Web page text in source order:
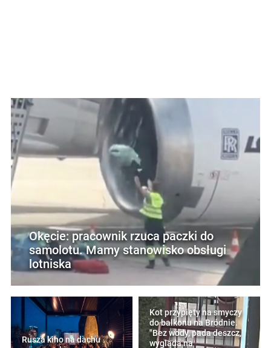
Okęcie: pracownik rzuca paczki do
samolotu. Mamy stanowisko obsługi
lotniska
Rusza kino na dachu
Kot przypięty na smyczy
do balkonu na Bródnie.
"Bez wody, pada deszcz,
wygląda na